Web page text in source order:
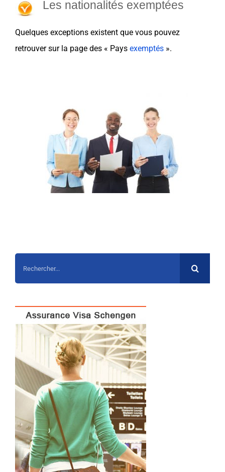
Les nationalités exemptées
Quelques exceptions existent que vous pouvez
retrouver sur la page des « Pays exemptés ».